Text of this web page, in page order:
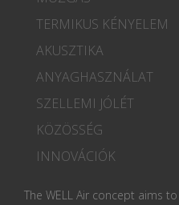
TERMIKUS KÉNYELEM
AKUSZTIKA
ANYAGHASZNÁLAT
SZELLEMI JÓLÉT
KÖZÖSSÉG
INNOVÁCIÓK
The WELL Air concept aims